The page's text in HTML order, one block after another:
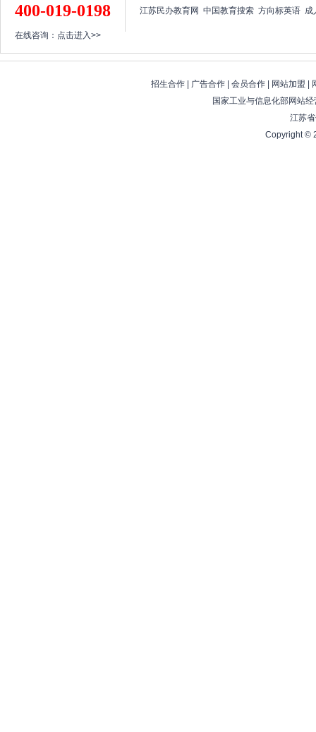
400-019-0198
在线咨询： 点击进入>>
江苏民办教育网 中国教育搜索 方向标英语 成
招生合作| 广告合作| 会员合作| 网站加盟 |
国家工业与信息化部网站
江苏
Copyright ©